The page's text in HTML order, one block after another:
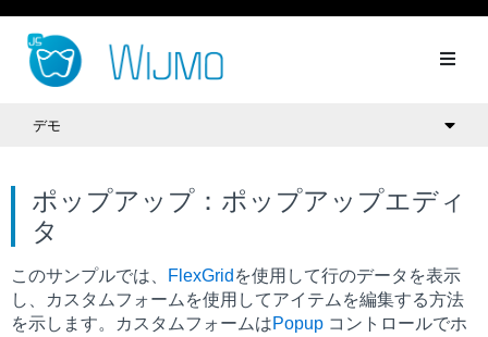
デモ
ポップアップ：ポップアップエディ
タ
このサンプルでは、 FlexGrid を使用して行のデータを表示
し、カスタムフォームを使用してアイテムを編集する方法
を示します。カスタムフォームはPopup コントロールでホ